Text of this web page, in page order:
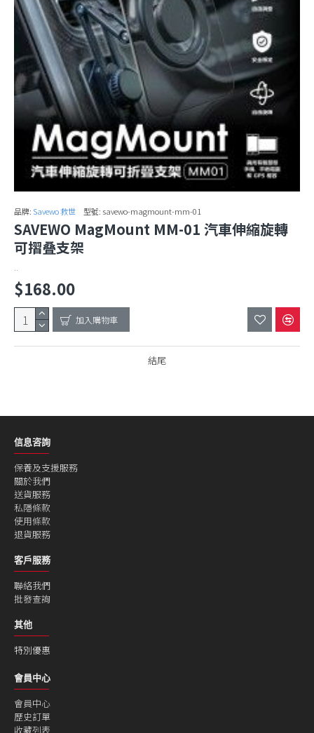
品牌: Savewo 救世 型號: savewo-magmount-mm-01
SAVEWO MagMount MM-01 汽車伸縮旋轉
可摺叠支架
..
$168.00
加入購物車
結尾
信息咨詢
保養及支援服務
關於我們
送貨服務
私隱條款
使用條款
退貨服務
客戶服務
聯絡我們
批發查詢
其他
特別優惠
會員中心
會員中心
歷史訂單
收藏列表